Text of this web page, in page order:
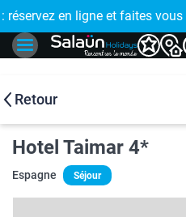
!
: réservez en ligne et faites
Retour
Hotel Taimar 4*
Espagne Séjour